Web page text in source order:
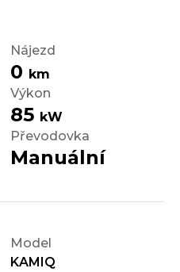
Nájezd
0 km
Výkon
85 kW
Převodovka
Manuální
Model
KAMIQ